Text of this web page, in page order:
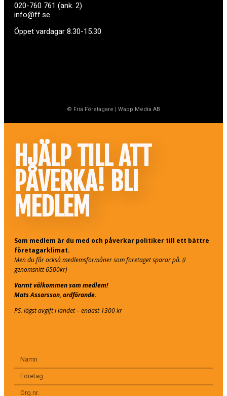
020-760 761 (ank. 2)
info@ff.se
Öppet vardagar 8.30-15.30
© Fria Företagare | Wapp Media AB
HJÄLP TILL ATT
PÅVERKA! BLI
MEDLEM
Som medlem är du med och påverkar politiker till ett bättre
företagarklimat.
Men du får också medlemsförmåner som företaget sparar på. (I
genomsnitt 6500kr)
Varmt välkommen som medlem!
Mats Assarsson, ordförande.
PS. lägst avgift i landet – endast 1300 kr